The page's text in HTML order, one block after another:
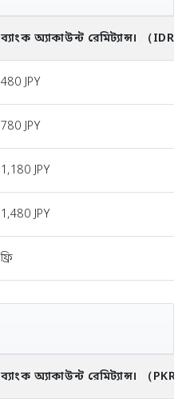
ব্যাংক অ্যাকাউন্ট রেমিট্যান্স। （IDR）
480 JPY
780 JPY
1,180 JPY
1,480 JPY
ফ্রি
ব্যাংক অ্যাকাউন্ট রেমিট্যান্স। （PKR